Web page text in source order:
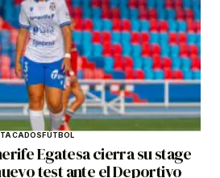
FÚTBOL
Egatesa cierra su stage
test ante el Deportivo